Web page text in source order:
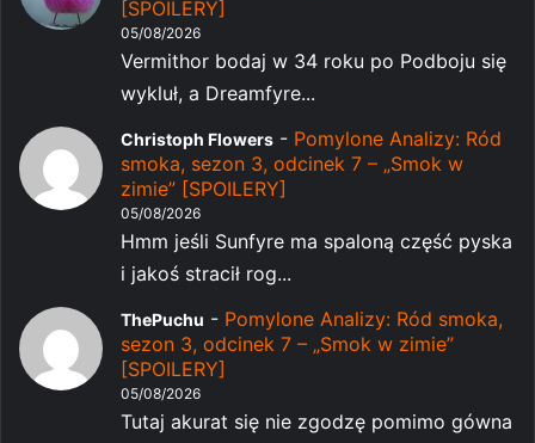
[SPOILERY]
05/08/2026
Vermithor bodaj w 34 roku po Podboju się
wykluł, a Dreamfyre...
Christoph Flowers - Pomylone Analizy: Ród
smoka, sezon 3, odcinek 7 – „Smok w
zimie” [SPOILERY]
05/08/2026
Hmm jeśli Sunfyre ma spaloną część pyska
i jakoś stracił rog...
ThePuchu - Pomylone Analizy: Ród smoka,
sezon 3, odcinek 7 – „Smok w zimie”
[SPOILERY]
05/08/2026
Tutaj akurat się nie zgodzę pomimo gówna